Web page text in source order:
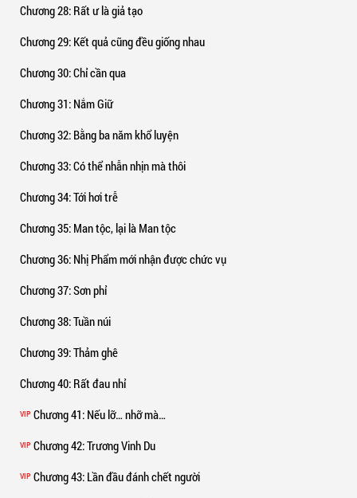
Chương 28: Rất ư là giả tạo
Chương 29: Kết quả cũng đều giống nhau
Chương 30: Chỉ cần qua
Chương 31: Nắm Giữ
Chương 32: Bằng ba năm khổ luyện
Chương 33: Có thể nhẫn nhịn mà thôi
Chương 34: Tới hơi trễ
Chương 35: Man tộc, lại là Man tộc
Chương 36: Nhị Phẩm mới nhận được chức vụ
Chương 37: Sơn phỉ
Chương 38: Tuần núi
Chương 39: Thảm ghê
Chương 40: Rất đau nhỉ
VIP Chương 41: Nếu lỡ… nhỡ mà…
VIP Chương 42: Trương Vinh Du
VIP Chương 43: Lần đầu đánh chết người